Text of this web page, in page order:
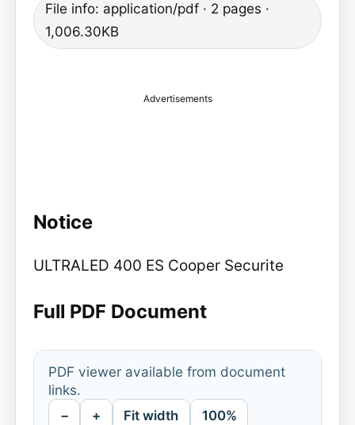
File info: application/pdf · 2 pages ·
1,006.30KB
Advertisements
Notice
ULTRALED 400 ES Cooper Securite
Full PDF Document
PDF viewer available from document
links.
− + Fit width 100%